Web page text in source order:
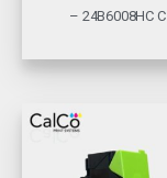
– 24B6008HC C